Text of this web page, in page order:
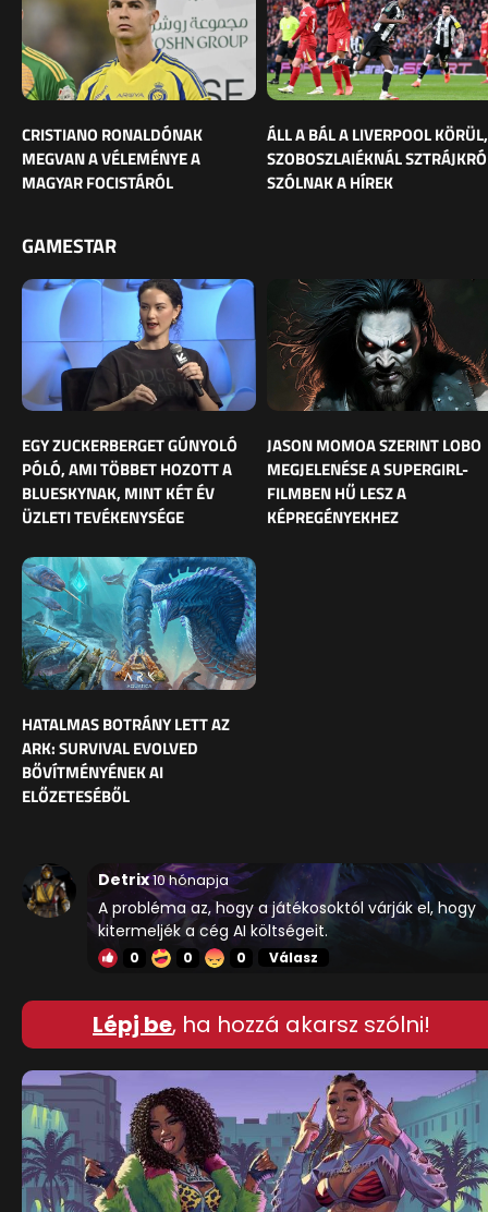
CRISTIANO RONALDÓNAK
MEGVAN A VÉLEMÉNYE A
MAGYAR FOCISTÁRÓL
ÁLL A BÁL A LIVERPOOL KÖRÜL,
SZOBOSZLAIÉKNÁL
SZÓLNAK A HÍREK
GAMESTAR
EGY ZUCKERBERGET GÚNYOLÓ
PÓLÓ, AMI TÖBBET HOZOTT A
BLUESKYNAK, MINT KÉT ÉV
ÜZLETI TEVÉKENYSÉGE
JASON MOMOA SZERINT LOBO
MEGJELENÉSE A SUPERGIRL-
FILMBEN HŰ LESZ A
KÉPREGÉNYEKHEZ
HATALMAS BOTRÁNY LETT AZ
ARK: SURVIVAL EVOLVED
BŐVÍTMÉNYÉNEK AI
ELŐZETESÉBŐL
Detrix10 hónapja
A probléma az, hogy a játékosoktól várják el, hogy
kitermeljék a cég AI költségeit.
0 0 0 Válasz
Lépj be, ha hozzá akarsz szólni!